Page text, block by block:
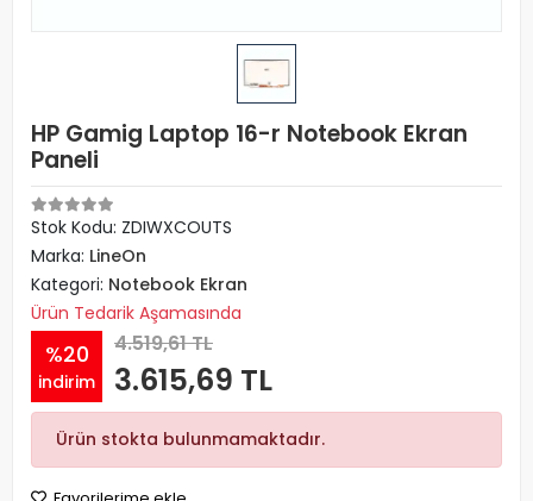
HP Gamig Laptop 16-r Notebook Ekran
Paneli
Stok Kodu: ZDIWXCOUTS
Marka: LineOn
Kategori: Notebook Ekran
Ürün Tedarik Aşamasında
%20
indirim
4.519,61 TL
3.615,69 TL
Ürün stokta bulunmamaktadır.